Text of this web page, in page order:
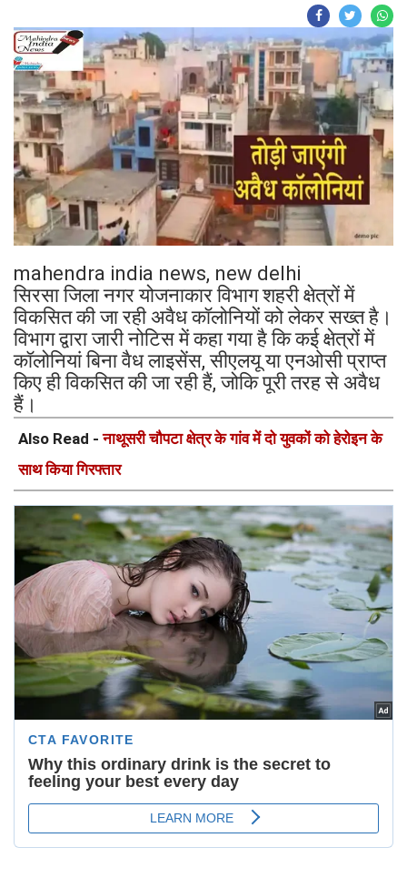
mahendra india news, new delhi
सिरसा जिला नगर योजनाकार विभाग शहरी क्षेत्रों में
विकसित की जा रही अवैध कॉलोनियों को लेकर सख्त है।
विभाग द्वारा जारी नोटिस में कहा गया है कि कई क्षेत्रों में
कॉलोनियां बिना वैध लाइसेंस, सीएलयू या एनओसी प्राप्त
किए ही विकसित की जा रही हैं, जोकि पूरी तरह से अवैध
हैं।
Also Read -नाथूसरी चौपटा क्षेत्र के गांव में दो युवकों को हेरोइन के
साथ किया गिरफ्तार